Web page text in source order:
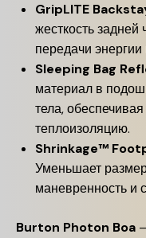
GripLITE
жесткость задней
передачи энергии
Sleeping Bag
материал в
тела,
теплоизоляцию.
Shrinkage™
Уменьшает
маневренность и
Burton Photon Boa